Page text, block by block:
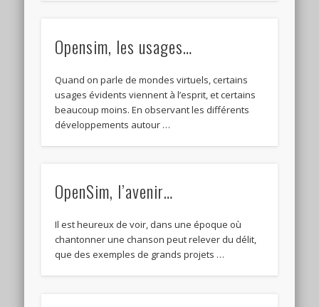
Opensim, les usages…
Quand on parle de mondes virtuels, certains
usages évidents viennent à l’esprit, et certains
beaucoup moins. En observant les différents
développements autour …
OpenSim, l’avenir…
Il est heureux de voir, dans une époque où
chantonner une chanson peut relever du délit,
que des exemples de grands projets …